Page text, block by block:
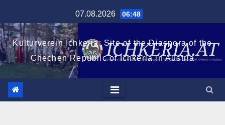
Inhalt
springen
07.08.2026 06:48
Kulturverein Ichkeria: Site of the Diaspora of the
Chechen Republic of Ichkeria in Austria